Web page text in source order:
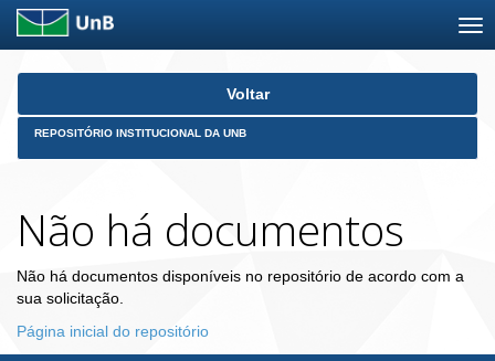
Skip
Voltar
REPOSITÓRIO INSTITUCIONAL DA UNB
Não há documentos
Não há documentos disponíveis no repositório de acordo com a
sua solicitação.
Página inicial do repositório